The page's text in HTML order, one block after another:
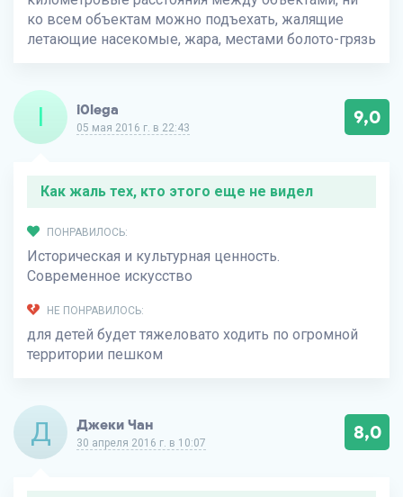
ко всем объектам можно подъехать, жалящие
летающие насекомые, жара, местами болото-грязь
I i0lega
05 мая 2016 г. в 22:43 9,0
Как жаль тех, кто этого еще не видел
ПОНРАВИЛОСЬ:
Историческая и культурная ценность.
Современное искусство
НЕ ПОНРАВИЛОСЬ:
для детей будет тяжеловато ходить по огромной
территории пешком
Д Джеки Чан
30 апреля 2016 г. в 10:07 8,0